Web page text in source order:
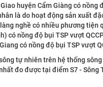
huyện Cẩm Giàng có
là do hoạt động sản xuất
nghề có nhiều phương tiện
có nồng độ bụi TSP vượt
có nồng độ bụi TSP vượt
tự nhiên trên hệ thống
đo được tại điểm S7 -